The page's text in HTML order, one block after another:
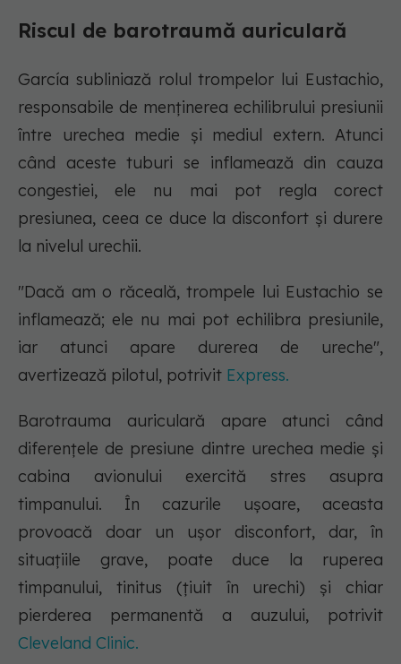
Riscul de barotraumă auriculară
García subliniază rolul trompelor lui Eustachio,
responsabile de menținerea echilibrului presiunii
între urechea medie și mediul extern. Atunci
când aceste tuburi se inflamează din cauza
congestiei, ele nu mai pot regla corect
presiunea, ceea ce duce la disconfort și durere
la nivelul urechii.
"Dacă am o răceală, trompele lui Eustachio se
inflamează; ele nu mai pot echilibra presiunile,
iar atunci apare durerea de ureche",
avertizează pilotul, potrivit Express.
Barotrauma auriculară apare atunci când
diferențele de presiune dintre urechea medie și
cabina avionului exercită stres asupra
timpanului. În cazurile ușoare, aceasta
provoacă doar un ușor disconfort, dar, în
situațiile grave, poate duce la ruperea
timpanului, tinitus (țiuit în urechi) și chiar
pierderea permanentă a auzului, potrivit
Cleveland Clinic.